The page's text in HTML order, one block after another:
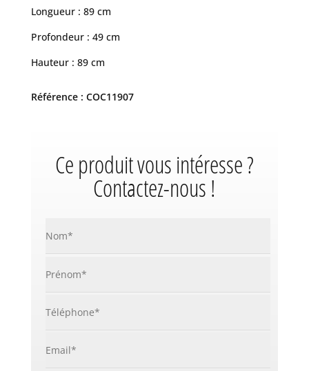
Longueur : 89 cm
Profondeur : 49 cm
Hauteur : 89 cm
Référence : COC11907
Ce produit vous intéresse ?
Contactez-nous !